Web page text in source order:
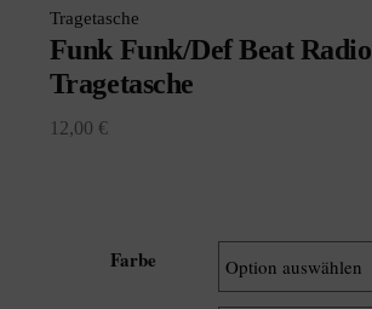
Tragetasche
Funk Funk/Def Beat Radio
Tragetasche
12,00 €
Farbe